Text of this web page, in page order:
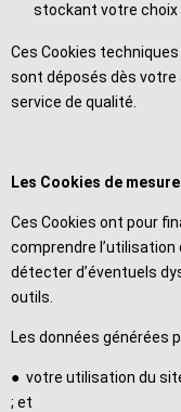
stockant votre choix
Ces Cookies
sont déposés dès votre
service de qualité.
Les Cookies de
Ces Cookies ont pour
comprendre
détecter d’éventuels
outils.
Les données générées
● votre utilisation du
; et